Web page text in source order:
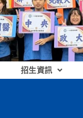
招生資訊